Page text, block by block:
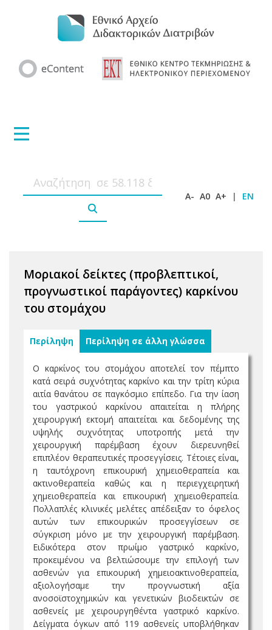
A- A0 A+ | EN
Μοριακοί δείκτες (προβλεπτικοί,
προγνωστικοί παράγοντες) καρκίνου
του στομάχου
Περίληψη Περίληψη σε άλλη γλώσσα
Ο καρκίνος του στομάχου αποτελεί τον πέμπτο
κατά σειρά συχνότητας καρκίνο και την τρίτη κύρια
αιτία θανάτου σε παγκόσμιο επίπεδο. Για την ίαση
του γαστρικού καρκίνου απαιτείται η πλήρης
χειρουργική εκτομή απαιτείται και δεδομένης της
υψηλής συχνότητας υποτροπής μετά την
χειρουργική παρέμβαση έχουν διερευνηθεί
επιπλέον θεραπευτικές προσεγγίσεις. Τέτοιες είναι,
η ταυτόχρονη επικουρική χημειοθεραπεία και
ακτινοθεραπεία καθώς και η περιεγχειρητική
χημειοθεραπεία και επικουρική χημειοθεραπεία.
Πολλαπλές κλινικές μελέτες απέδειξαν το όφελος
αυτών των επικουρικών προσεγγίσεων σε
σύγκριση μόνο με την χειρουργική παρέμβαση.
Ειδικότερα στον πρωίμο γαστρικό καρκίνο,
προκειμένου να βελτιώσουμε την επιλογή των
ασθενών για επικουρική χημειοακτινοθεραπεία,
αξιολογήσαμε την προγνωστική αξία
ανοσοϊστοχημικών και γενετικών βιοδεικτών σε
ασθενείς με χειρουργηθέντα γαστρικό καρκίνο.
Δείγματα όγκων από 119 ασθενείς υποβλήθηκαν